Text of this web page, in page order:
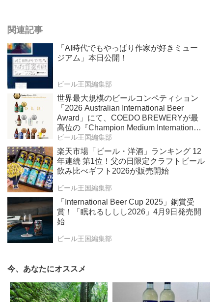
関連記事
「AI時代でもやっぱり作家が好きミュー
ジアム」本日公開！
ビール王国編集部
世界最大規模のビールコンペティション
「2026 Australian International Beer
Award」にて、COEDO BREWERYが最
高位の『Champion Medium International
Brewery』を受賞！
ビール王国編集部
楽天市場「ビール・洋酒」ランキング 12
年連続 第1位！父の日限定クラフトビール
飲み比べギフト2026が販売開始
ビール王国編集部
「International Beer Cup 2025」銅賞受
賞！「眠れるししし2026」4月9日発売開
始
ビール王国編集部
今、あなたにオススメ